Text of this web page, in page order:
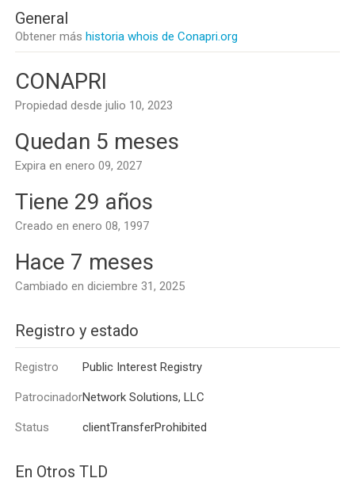
General
Obtener más historia whois de Conapri.org
CONAPRI
Propiedad desde julio 10, 2023
Quedan 5 meses
Expira en enero 09, 2027
Tiene 29 años
Creado en enero 08, 1997
Hace 7 meses
Cambiado en diciembre 31, 2025
Registro y estado
Registro Public Interest Registry
PatrocinadorNetwork Solutions, LLC
Status clientTransferProhibited
En Otros TLD